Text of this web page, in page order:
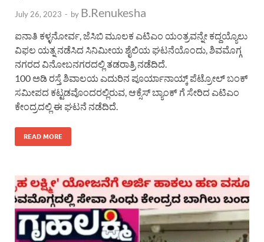
July 26, 2023 - by B.Renukesha
ಐನಾತಿ ಕಳ್ಳನೋರ್ವ, ಜೆಸಿಬಿ ಮೂಲಕ ಎಟಿಎಂ ಯಂತ್ರವನ್ನೇ ಕದ್ದಯ್ಯೊಲು
ವಿಫಲ ಯತ್ನ ನಡೆಸಿದ ಸಿನಿಮೀಯ ಶೈಲಿಯ ಘಟನೆಯೊಂದು, ಶಿವಮೊಗ್ಗ
ನಗರದ ವಿನೋಬನಗರದಲ್ಲಿ ತಡರಾತ್ರಿ ನಡೆದಿದೆ.
100 ಅಡಿ ರಸ್ತೆ ಶಿವಾಲಯ ಎದುರಿನ ಪೂರ್ಯಾನಾಯ್ಕ್ ಪೆಟ್ರೋಲ್ ಬಂಕ್
ಸಮೀಪದ ಕಟ್ಟಡವೊಂದರಲ್ಲಿರುವ, ಆಕ್ಸೆಸ್ ಬ್ಯಾಂಕ್ ಗೆ ಸೇರಿದ ಎಟಿಎಂ
ಕೇಂದ್ರದಲ್ಲಿ ಈ ಘಟನೆ ನಡೆದಿದೆ.
READ MORE